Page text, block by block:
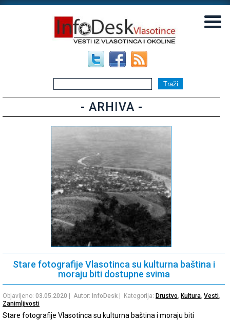
- ARHIVA -
Stare fotografije Vlasotinca su kulturna baština i
moraju biti dostupne svima
Objavljeno: 03.05.2020 | Autor: InfoDesk | Kategorija: Drustvo, Kultura, Vesti,
Zanimljivosti
Stare fotografije Vlasotinca su kulturna baština i moraju biti